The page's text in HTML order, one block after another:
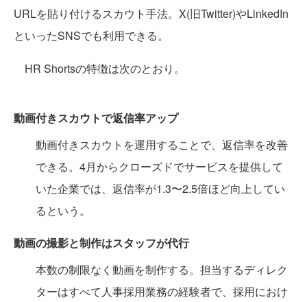
URLを貼り付けるスカウト手法。X(旧Twitter)やLinkedIn
といったSNSでも利用できる。
HR Shortsの特徴は次のとおり。
動画付きスカウトで返信率アップ
動画付きスカウトを運用することで、返信率を改善
できる。4月からクローズドでサービスを提供して
いた企業では、返信率が1.3〜2.5倍ほど向上してい
るという。
動画の撮影と制作はスタッフが代行
本数の制限なく動画を制作する。担当するディレク
ターはすべて人事採用業務の経験者で、採用におけ